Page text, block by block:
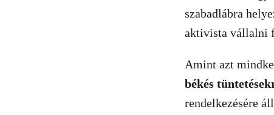
szabadlábra
aktivista vállalni
Amint azt
békés
rendelkezésére